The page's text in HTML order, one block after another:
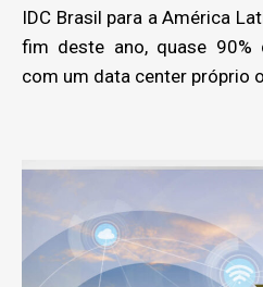
IDC Brasil para a América
fim deste ano, quase 90%
com um data center próprio